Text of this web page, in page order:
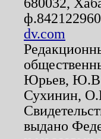
dv.com
Юрьев, Ю.В.
Сухинин,
выдано